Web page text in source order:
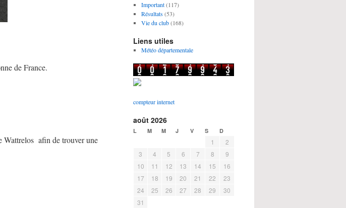
de France.
Wattrelos afin de trouver une
Important(117)
Résultats(53)
Vie du club(168)
Liens utiles
Météo départementale
compteur internet
août 2026
L M M J V S D
1
2
3
4 5 6 7 8
9
10
11 12 13 14 15
16
17
18 19 20 21 22
23
24
25 26 27 28 29
30
31